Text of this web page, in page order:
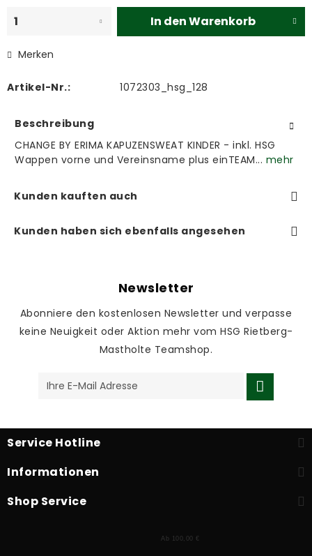
In denWarenkorb
Merken
Artikel-Nr.: 1072303_hsg_128
Beschreibung
CHANGE BY ERIMA KAPUZENSWEAT KINDER - inkl. HSG
Wappen vorne und Vereinsname plus einTEAM... mehr
Kunden kauften auch
Kunden haben sich ebenfalls angesehen
Newsletter
Abonniere den kostenlosen Newsletter und verpasse
keine Neuigkeit oder Aktion mehr vom HSG Rietberg-
Mastholte Teamshop.
Service Hotline
Informationen
Shop Service
Ab 100,00 €